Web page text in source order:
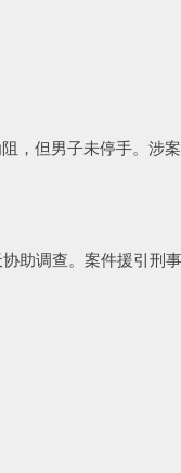
，但男子未停手。涉
助调查。案件援引刑